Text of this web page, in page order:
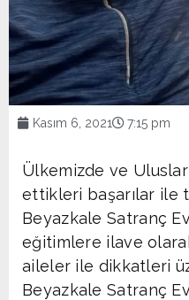
Kasım 6, 2021 7:15 pm
Ülkemizde ve
ettikleri başarılar ile
Beyazkale Satranç
eğitimlere ilave
aileler ile dikkatleri
Beyazkale Satranç